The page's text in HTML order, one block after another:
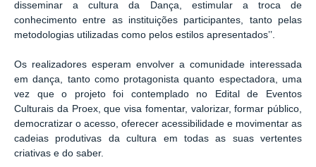
disseminar a cultura da Dança, estimular a troca de
conhecimento entre as instituições participantes, tanto pelas
metodologias utilizadas como pelos estilos apresentados’’.
Os realizadores esperam envolver a comunidade interessada
em dança, tanto como protagonista quanto espectadora, uma
vez que o projeto foi contemplado no Edital de Eventos
Culturais da Proex, que visa fomentar, valorizar, formar público,
democratizar o acesso, oferecer acessibilidade e movimentar as
cadeias produtivas da cultura em todas as suas vertentes
criativas e do saber.